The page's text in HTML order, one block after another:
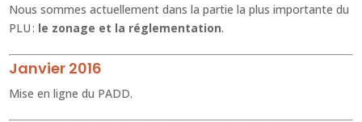
Nous sommes actuellement dans la partie la plus importante du
PLU : le zonage et la réglementation.
Janvier 2016
Mise en ligne du PADD.